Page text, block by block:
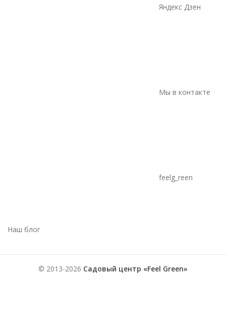
Яндекс Дзен
Мы в контакте
feelg_reen
Наш блог
© 2013-2026 Садовый центр «Feel Green»